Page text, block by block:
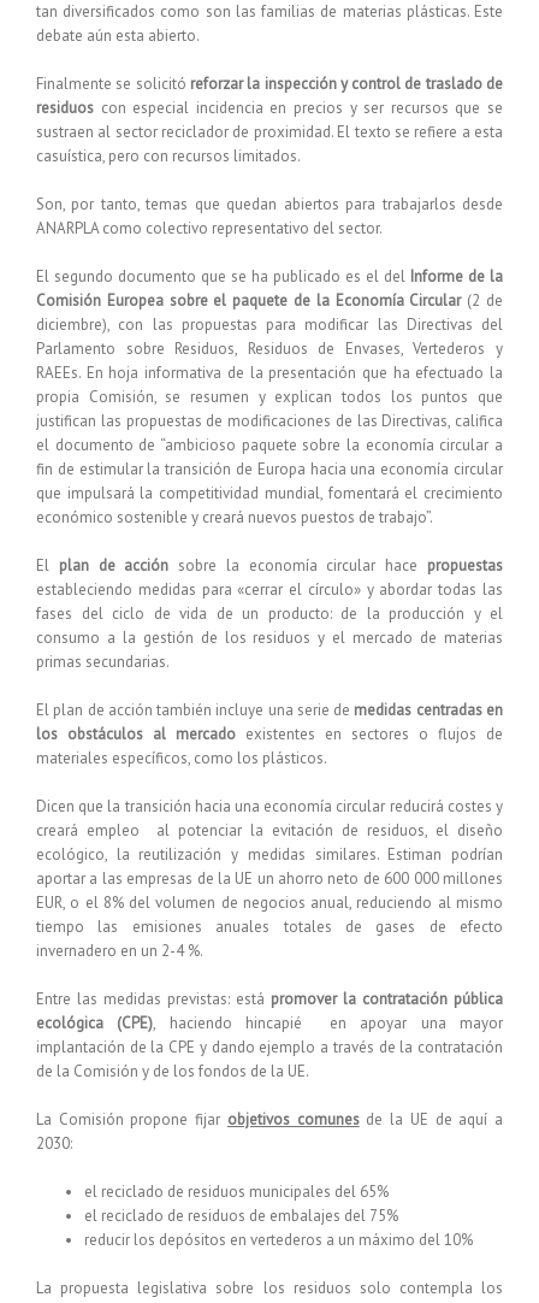
tan diversificados como son las familias de materias plásticas. Este
debate aún esta abierto.
Finalmente se solicitó reforzar la inspección y control de traslado de
residuos con especial incidencia en precios y ser recursos que se
sustraen al sector reciclador de proximidad. El texto se refiere a esta
casuística, pero con recursos limitados.
Son, por tanto, temas que quedan abiertos para trabajarlos desde
ANARPLA como colectivo representativo del sector.
El segundo documento que se ha publicado es el del Informe de la
Comisión Europea sobre el paquete de la Economía Circular(2 de
diciembre), con las propuestas para modificar las Directivas del
Parlamento sobre Residuos, Residuos de Envases, Vertederos y
RAEEs. En hoja informativa de la presentación que ha efectuado la
propia Comisión, se resumen y explican todos los puntos que
justifican las propuestas de modificaciones de las Directivas, califica
el documento de “ambicioso paquete sobre la economía circular a
fin de estimular la transición de Europa hacia una economía circular
que impulsará la competitividad mundial, fomentará el crecimiento
económico sostenible y creará nuevos puestos de trabajo”.
El plan de acción sobre la economía circular hace propuestas
estableciendo medidas para «cerrar el círculo» y abordar todas las
fases del ciclo de vida de un producto: de la producción y el
consumo a la gestión de los residuos y el mercado de materias
primas secundarias.
El plan de acción también incluye una serie de medidas centradas en
los obstáculos al mercado existentes en sectores o flujos de
materiales específicos, como los plásticos.
Dicen que la transición hacia una economía circular reducirá costes y
creará empleo al potenciar la evitación de residuos, el diseño
ecológico, la reutilización y medidas similares. Estiman podrían
aportar a las empresas de la UE un ahorro neto de 600 000 millones
EUR, o el 8% del volumen de negocios anual, reduciendo al mismo
tiempo las emisiones anuales totales de gases de efecto
invernadero en un 2-4 %.
Entre las medidas previstas: está promover la contratación pública
ecológica (CPE), haciendo hincapié en apoyar una mayor
implantación de la CPE y dando ejemplo a través de la contratación
de la Comisión y de los fondos de la UE.
La Comisión propone fijar objetivos comunesde la UE de aquí a
2030:
el reciclado de residuos municipales del 65%
el reciclado de residuos de embalajes del 75%
reducir los depósitos en vertederos a un máximo del 10%
La propuesta legislativa sobre los residuos solo contempla los